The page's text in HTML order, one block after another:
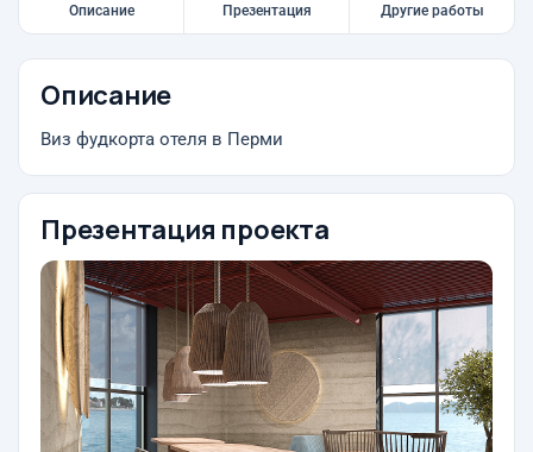
Описание Презентация Другие работы
Описание
Виз фудкорта отеля в Перми
Презентация проекта